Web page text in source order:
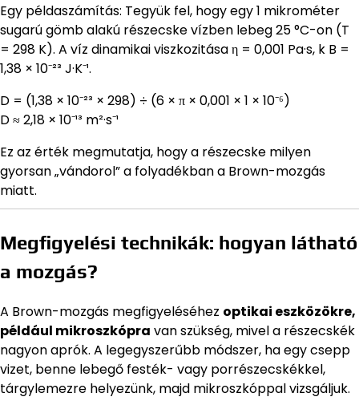
Egy példaszámítás: Tegyük fel, hogy egy 1 mikrométer
sugarú gömb alakú részecske vízben lebeg 25 °C-on (T
= 298 K). A víz dinamikai viszkozitása η = 0,001 Pa·s, k B =
1,38 × 10⁻²³ J·K⁻¹.
D = (1,38 × 10⁻²³ × 298) ÷ (6 × π × 0,001 × 1 × 10⁻⁶)
D ≈ 2,18 × 10⁻¹³ m²·s⁻¹
Ez az érték megmutatja, hogy a részecske milyen
gyorsan „vándorol” a folyadékban a Brown-mozgás
miatt.
Megfigyelési technikák: hogyan látható
a mozgás?
A Brown-mozgás megfigyeléséhez optikai eszközökre,
például mikroszkópra van szükség, mivel a részecskék
nagyon aprók. A legegyszerűbb módszer, ha egy csepp
vizet, benne lebegő festék- vagy porrészecskékkel,
tárgylemezre helyezünk, majd mikroszkóppal vizsgáljuk.